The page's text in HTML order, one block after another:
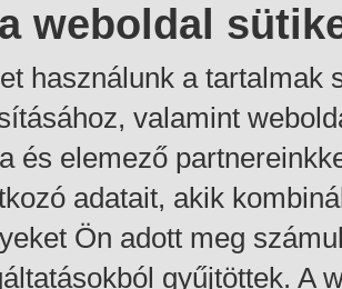
weboldal
használunk a tartalmak
valamint
és elemező
adatait, akik
Ön adott meg
gyűjtöttek. A